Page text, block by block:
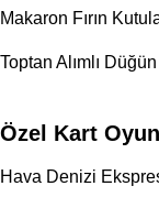
Makaron Fırın
Toptan Alımlı
Özel Kart
Hava Denizi